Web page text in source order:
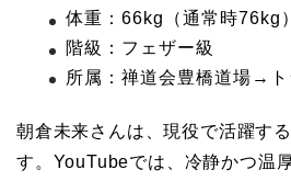
体重：66kg（通常時76kg）
階級：フェザー級
所属：禅道会豊橋道場→ト
朝倉未来さんは、現役で活躍す
す。YouTubeでは、冷静かつ温